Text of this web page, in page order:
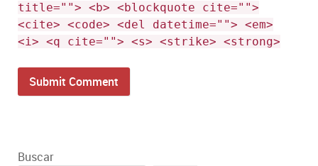
title=""> <b> <blockquote cite="">
<cite> <code> <del datetime=""> <em>
<i> <q cite=""> <s> <strike> <strong>
Buscar